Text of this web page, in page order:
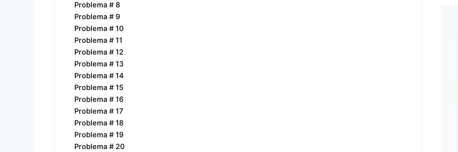
Problema # 8
Problema # 9
Problema # 10
Problema # 11
Problema # 12
Problema # 13
Problema # 14
Problema # 15
Problema # 16
Problema # 17
Problema # 18
Problema # 19
Problema # 20